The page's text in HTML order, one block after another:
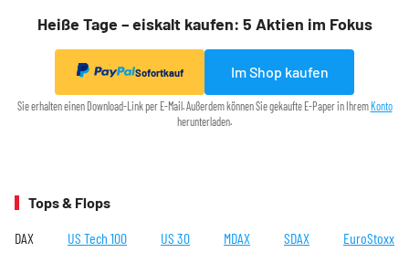
Heiße Tage – eiskalt kaufen: 5 Aktien im Fokus
Sofortkauf Im Shop kaufen
Sie erhalten einen Download-Link per E-Mail. Außerdem können Sie gekaufte E-Paper in Ihrem Konto
herunterladen.
Tops & Flops
DAX US Tech 100 US 30 MDAX SDAX EuroStoxx